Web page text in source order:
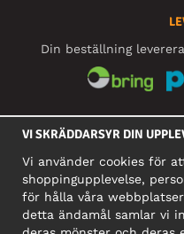
Din beställning
Motley
VI SKRÄDDARSYR DIN
Vi använder cookies för
shoppingupplevelse,
för hålla våra
detta ändamål samlar vi